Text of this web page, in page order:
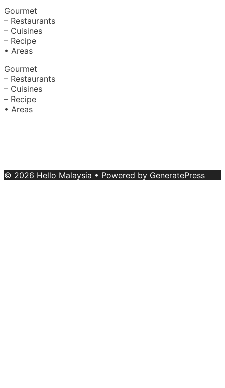
Gourmet
– Restaurants
– Cuisines
– Recipe
• Areas
Gourmet
– Restaurants
– Cuisines
– Recipe
• Areas
© 2026 Hello Malaysia • Powered by GeneratePress